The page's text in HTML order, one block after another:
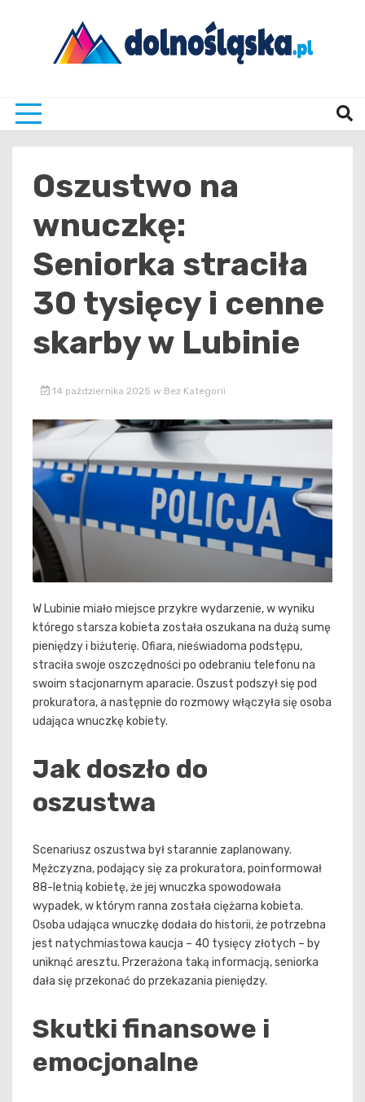
Oszustwo na
wnuczkę:
Seniorka straciła
30 tysięcy i cenne
skarby w Lubinie
14 października 2025 w Bez Kategorii
W Lubinie miało miejsce przykre wydarzenie, w wyniku
którego starsza kobieta została oszukana na dużą sumę
pieniędzy i biżuterię. Ofiara, nieświadoma podstępu,
straciła swoje oszczędności po odebraniu telefonu na
swoim stacjonarnym aparacie. Oszust podszył się pod
prokuratora, a następnie do rozmowy włączyła się osoba
udająca wnuczkę kobiety.
Jak doszło do
oszustwa
Scenariusz oszustwa był starannie zaplanowany.
Mężczyzna, podający się za prokuratora, poinformował
88-letnią kobietę, że jej wnuczka spowodowała
wypadek, w którym ranna została ciężarna kobieta.
Osoba udająca wnuczkę dodała do historii, że potrzebna
jest natychmiastowa kaucja – 40 tysięcy złotych – by
uniknąć aresztu. Przerażona taką informacją, seniorka
dała się przekonać do przekazania pieniędzy.
Skutki finansowe i
emocjonalne